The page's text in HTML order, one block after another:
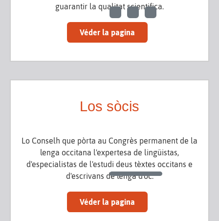
guarantir la qualitat scientifica.
Véder la pagina
Los sòcis
Lo Conselh que pòrta au Congrès permanent de la
lenga occitana l'expertesa de lingüistas,
d'especialistas de l'estudi deus tèxtes occitans e
d'escrivans de lenga d'òc.
Véder la pagina